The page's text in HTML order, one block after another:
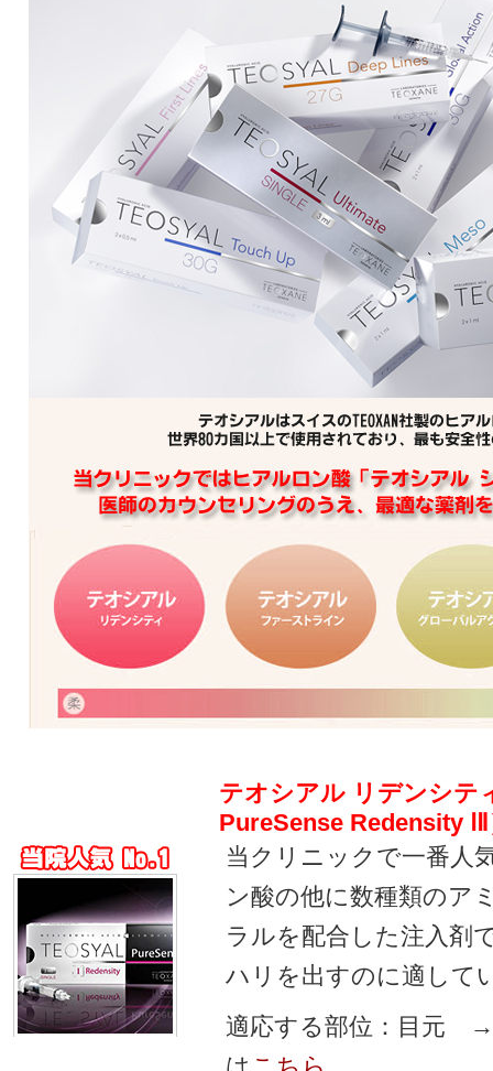
テオシアル リデンシテ
PureSense Redensity
当クリニックで一番人
ン酸の他に数種類のア
ラルを配合した注入剤
ハリを出すのに適して
適応する部位：目元